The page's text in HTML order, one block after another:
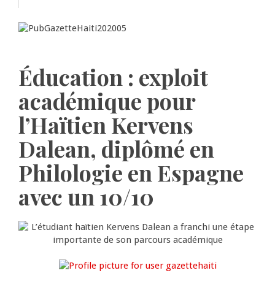
Éducation : exploit
académique pour
l’Haïtien Kervens
Dalean, diplômé en
Philologie en Espagne
avec un 10/10